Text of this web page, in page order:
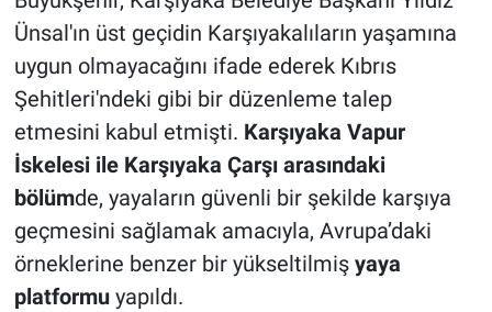
Ünsal'ın üst geçidin Karşıyakalıların yaşamına
uygun olmayacağını ifade ederek Kıbrıs
Şehitleri'ndeki gibi bir düzenleme talep
etmesini kabul etmişti. Karşıyaka Vapur
İskelesi ile Karşıyaka Çarşı arasındaki
bölümde, yayaların güvenli bir şekilde karşıya
geçmesini sağlamak amacıyla, Avrupa’daki
örneklerine benzer bir yükseltilmişyaya
platformuyapıldı.